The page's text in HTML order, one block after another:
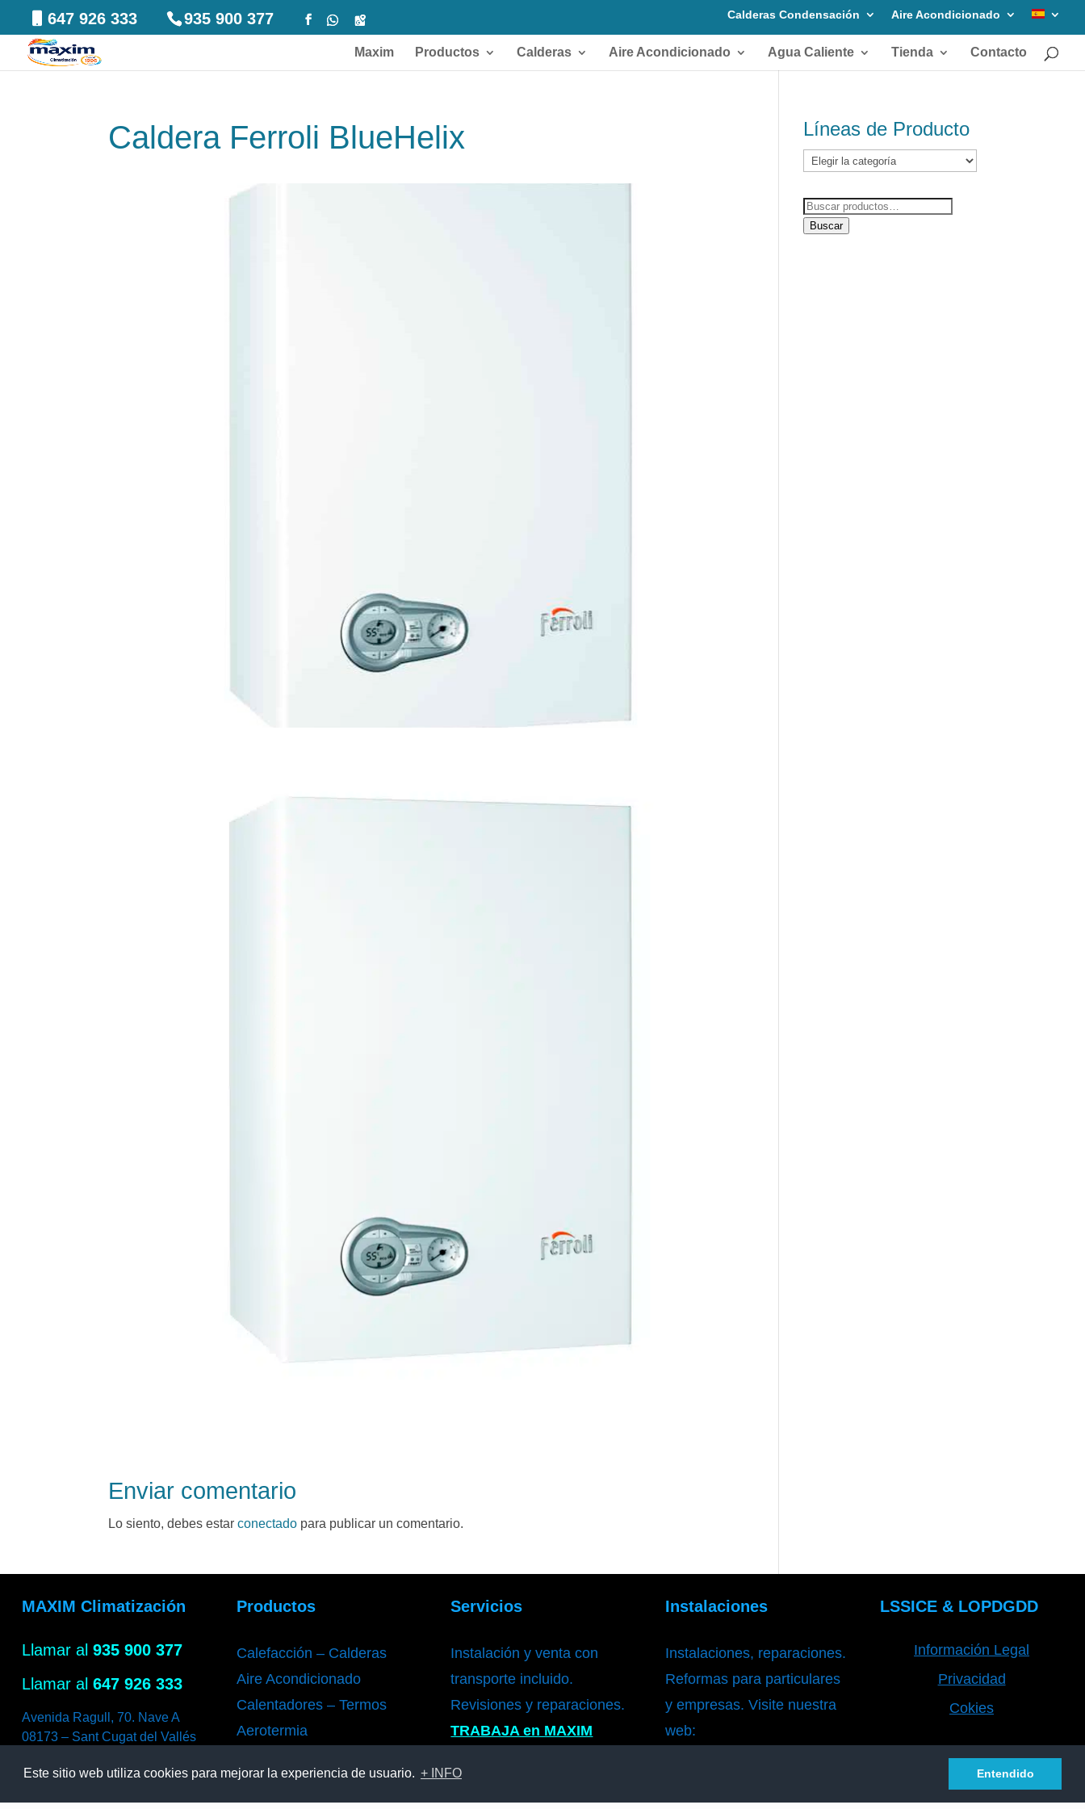
Este sitio web utiliza cookies para mejorar la experiencia de usuario. + INFO Entendido
647 926 333 935 900 377 Calderas Condensación Aire Acondicionado
Maxim Productos Calderas Aire Acondicionado Agua Caliente Tienda Contacto
Caldera Ferroli BlueHelix
Enviar comentario
Lo siento, debes estarconectado para publicar un comentario.
Líneas de Producto
Líneas
Producto
Buscar
por:
Buscar
MAXIM Climatización
Llamar al 935 900 377
Llamar al 647 926 333
Avenida Ragull, 70. Nave A
08173 – Sant Cugat del Vallés
Productos
Calefacción – Calderas
Aire Acondicionado
Calentadores – Termos
Aerotermia
Servicios
Instalación y venta con
transporte incluido.
Revisiones y reparaciones.
TRABAJA en MAXIM
Instalaciones
Instalaciones, reparaciones.
Reformas para particulares
y empresas. Visite nuestra
web:
LSSICE & LOPDGDD
Información Legal
Privacidad
Cokies